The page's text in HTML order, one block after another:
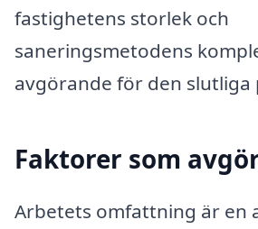
fastighetens storlek och
saneringsmetodens
avgörande för den slutliga
Faktorer som
Arbetets omfattning är en